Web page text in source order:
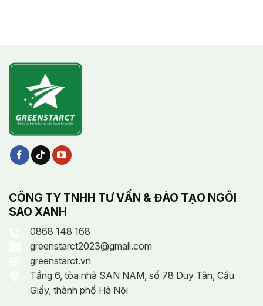
CÔNG TY TNHH TƯ VẤN & ĐÀO TẠO NGÔI
SAO XANH
0868 148 168
greenstarct2023@gmail.com
greenstarct.vn
Tầng 6, tòa nhà SAN NAM, số 78 Duy Tân, Cầu
Giấy, thành phố Hà Nội